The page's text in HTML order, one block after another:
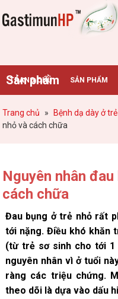
Gastimunhp
Sản phẩm
TRANG CHỦ SẢN PHẨM
BỆNH DẠ DÀY TIN TỨC –
Trang chủ » Bệnh dạ dày ở
nhỏ và cách chữa
Nguyên nhân
cách chữa
Đau bụng ở trẻ nhỏ rất
tới nặng. Điều khó khăn
(từ trẻ sơ sinh cho tới 1
nguyên nhân vì ở tuổi
ràng các triệu chứng.
theo dõi là dựa vào dấu